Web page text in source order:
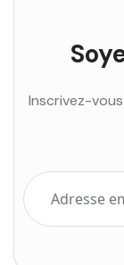
Inscrivez-